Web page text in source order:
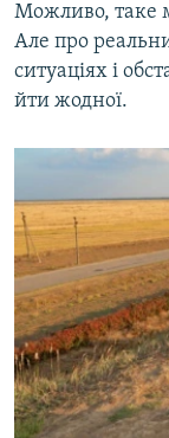
Можливо, таке
Але про
ситуаціях і
йти жодної.